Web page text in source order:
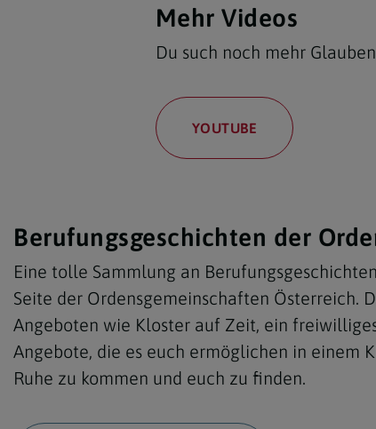
Mehr Videos
Du such noch mehr
YOUTUBE
Berufungsgeschichten der
Eine tolle Sammlung an
Seite der Ordensgemeinschaften Österreich.
Angeboten wie Kloster auf Zeit, ein
Angebote, die es euch ermöglichen in einem
Ruhe zu kommen und euch zu finden.